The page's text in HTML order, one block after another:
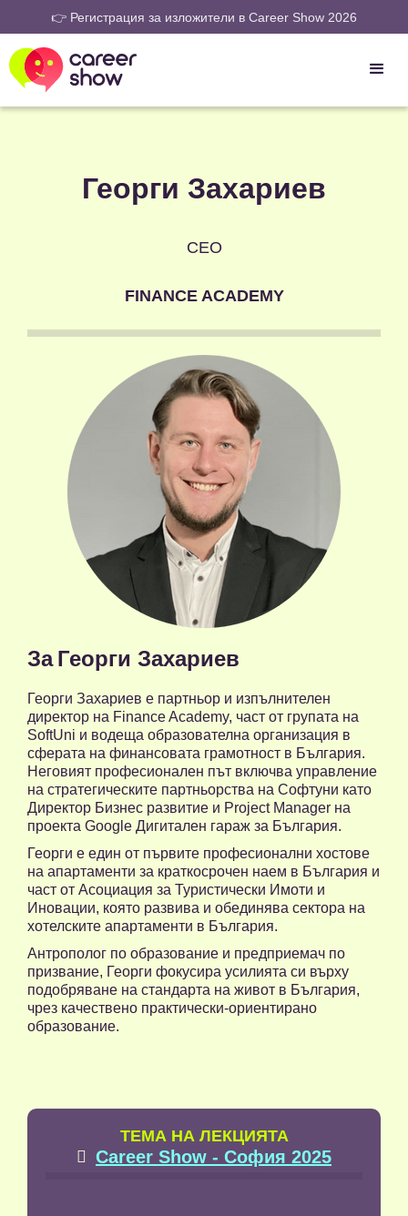
👉 Регистрация за изложители в Career Show 2026
Георги Захариев
CEO
FINANCE ACADEMY
За Георги Захариев
Георги Захариев е партньор и изпълнителен
директор на Finance Academy, част от групата на
SoftUni и водеща образователна организация в
сферата на финансовата грамотност в България.
Неговият професионален път включва управление
на стратегическите партньорства на Софтуни като
Директор Бизнес развитие и Project Manager на
проекта Google Дигитален гараж за България.
Георги е един от първите професионални хостове
на апартаменти за краткосрочен наем в България и
част от Асоциация за Туристически Имоти и
Иновации, която развива и обединява сектора на
хотелските апартаменти в България.
Антрополог по образование и предприемач по
призвание, Георги фокусира усилията си върху
подобряване на стандарта на живот в България,
чрез качествено практически-ориентирано
образование.
TЕМА НА ЛЕКЦИЯТА
 Career Show - София 2025